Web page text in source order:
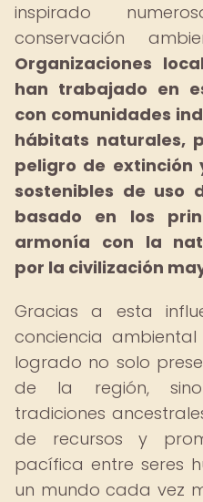
inspirado
conservación
Organizaciones
han trabajado en
con comunidades
hábitats naturales,
peligro de extinción
sostenibles de uso
basado en los
armonía con la
por la civilización
Gracias a esta
conciencia
logrado no solo
de la región, sino
tradiciones
de recursos y
pacífica entre seres
un mundo cada vez